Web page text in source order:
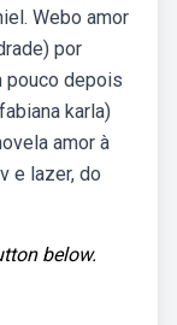
Webo amor
por
pouco depois
karla)
amor à
e lazer, do
below.